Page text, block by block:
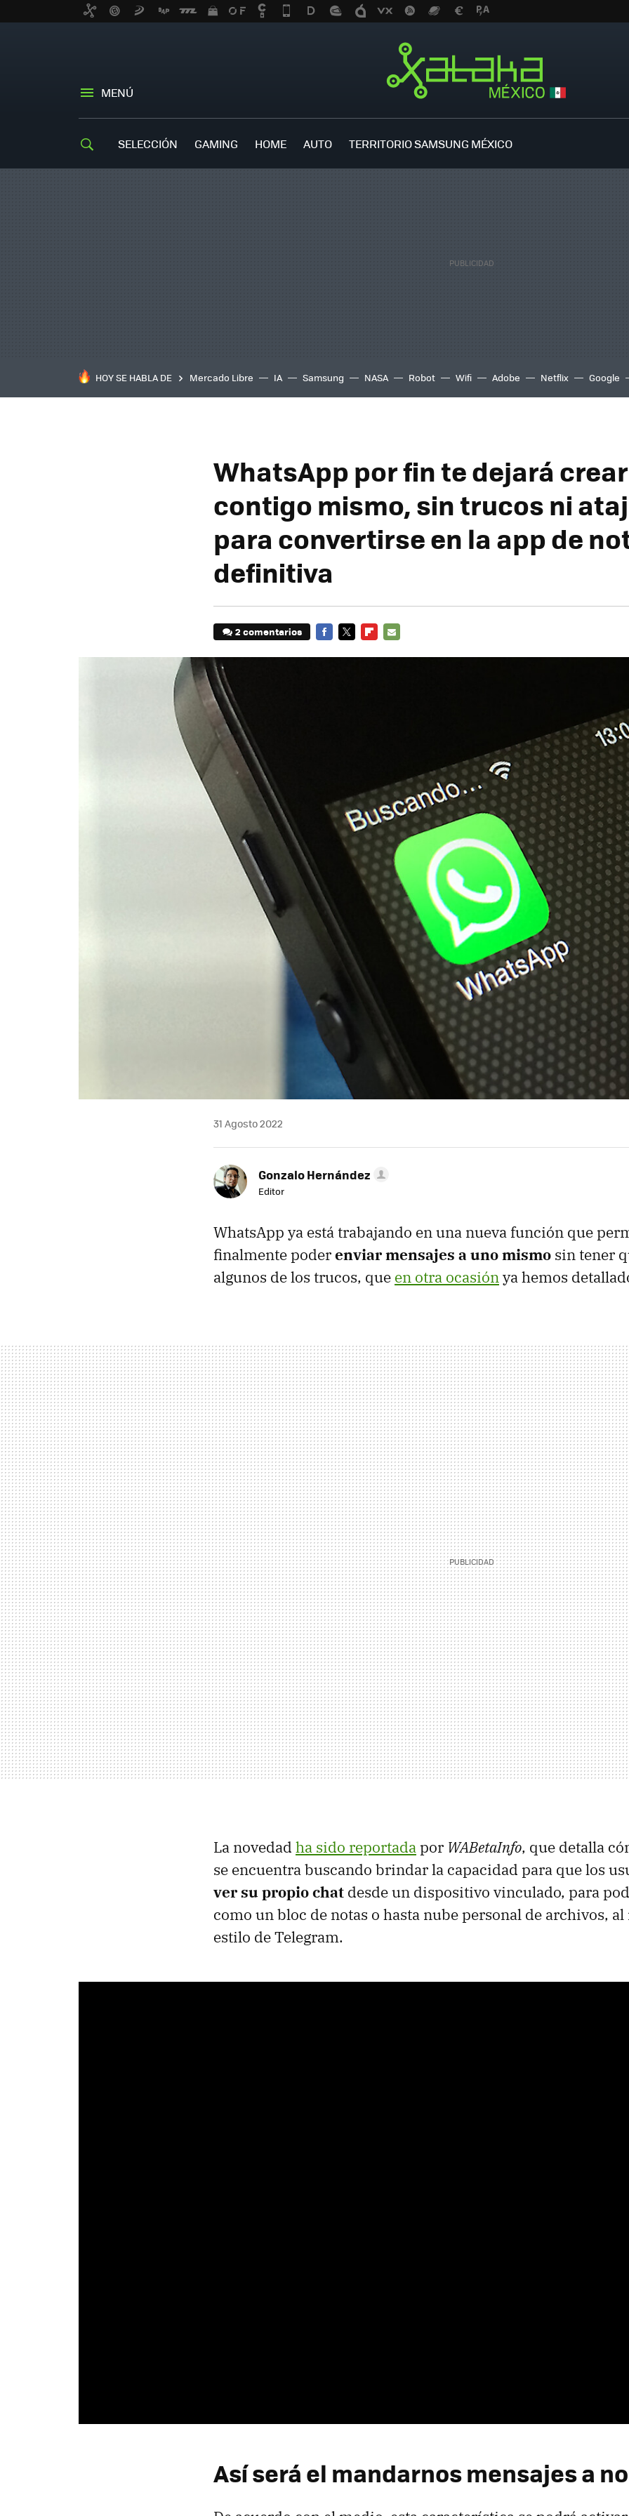
MENÚ
SELECCIÓN GAMING HOME AUTO TERRITORIO SAMSUNG MÉXICO
HOY SE HABLA DE Mercado Libre IA Samsung NASA Robot Wifi Adobe Netflix Google
WhatsApp por fin te dejará
contigo mismo, sin trucos ni
para convertirse en la app de
definitiva
2 comentarios
31 Agosto 2022
Gonzalo Hernández
Editor
WhatsApp ya está trabajando en una nueva función que
finalmente poderenviar mensajes a uno mismo sin tener
algunos de los trucos, que en otra ocasiónya hemos
La novedad ha sido reportadapor WABetaInfo, que detalla
se encuentra buscando brindar la capacidad para que los
ver su propio chat desde un dispositivo vinculado, para
como un bloc de notas o hasta nube personal de archivos,
estilo de Telegram.
Así será el mandarnos mensajes a